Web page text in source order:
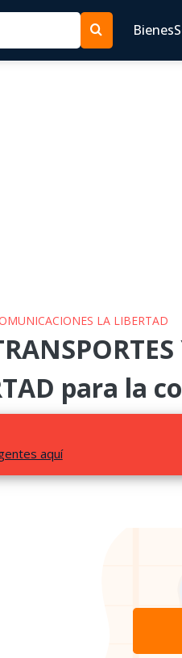
Bienes
LA LIBERTAD
para la
aquí